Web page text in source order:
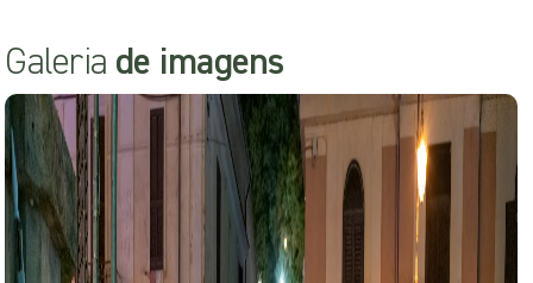
Galeria de imagens